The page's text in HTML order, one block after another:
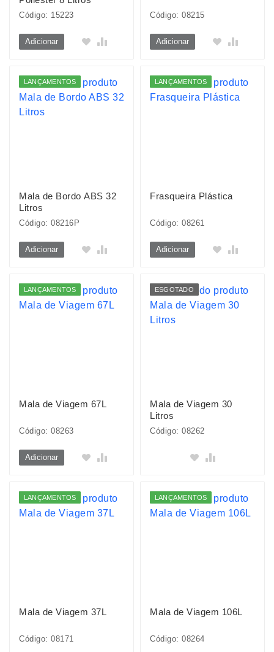
Código: 15223
Adicionar
Código: 08215
Adicionar
LANÇAMENTOS
Mala de Bordo ABS 32
Litros
Código: 08216P
Adicionar
LANÇAMENTOS
Frasqueira Plástica
Código: 08261
Adicionar
LANÇAMENTOS
Mala de Viagem 67L
Código: 08263
Adicionar
ESGOTADO
Mala de Viagem 30
Litros
Código: 08262
LANÇAMENTOS
Mala de Viagem 37L
Código: 08171
LANÇAMENTOS
Mala de Viagem 106L
Código: 08264